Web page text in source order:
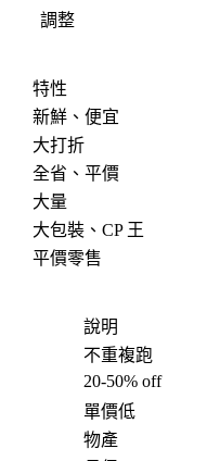
調整
特性
新鮮、便宜
大打折
全省、平價
大量
大包裝、CP 王
平價零售
說明
不重複跑
20-50% off
單價低
物產